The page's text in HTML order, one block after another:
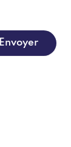
Envoyer